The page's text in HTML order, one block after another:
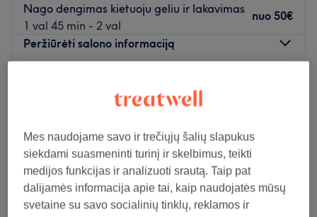
Nago dengimas kietuoju geliu ir lakavimas
1 val 45 min - 2 val
nuo 50€
Peržiūrėti salono informaciją
Ketvirtadienis
10:00–20:00
Penktadienis
10:00–20:00
Šeštadienis
Uždaryta
Sekmadienis
Uždaryta
Mes naudojame savo ir trečiųjų šalių slapukus
siekdami suasmeninti turinį ir skelbimus, teikti
medijos funkcijas ir analizuoti srautą. Taip pat
dalijamės informacija apie tai, kaip naudojatės mūsų
svetaine su savo socialinių tinklų, reklamos ir